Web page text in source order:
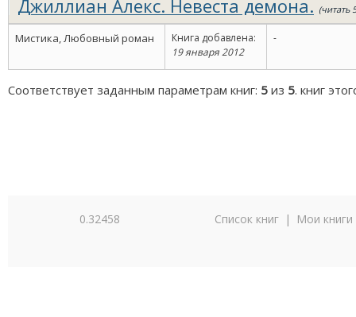
Джиллиан Алекс. Невеста демона. (читать
Мистика, Любовный роман
Книга добавлена:
19 января 2012
-
Соответствует заданным параметрам книг: 5 из 5. книг
0.32458 Список книг | Мои книги